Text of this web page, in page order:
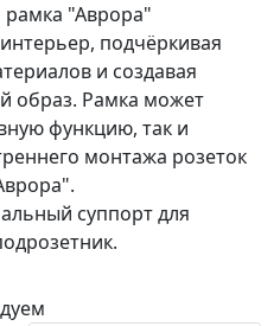
рамка "Аврора"
подчёркивая
и создавая
образ. Рамка может
функцию, так и
монтажа розеток
суппорт для